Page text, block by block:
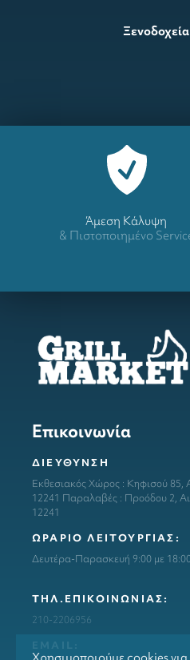
Ξενοδοχεία
Άμεση Κάλυψη
& Πιστοποιημένο
Επικοινωνία
ΔΙΕΥΘΥΝΣΗ
Εκθεσιακός Χώρος : Κηφισού 85,
12241 Παραλαβές : Προόδου 2,
12241
ΩΡΑΡΙΟ ΛΕΙΤΟΥΡΓΙΑΣ:
Δευτέρα-Παρασκευή 9:00 με
ΤΗΛ.ΕΠΙΚΟΙΝΩΝΙΑΣ:
210-2206956
ΕΜΑΙL: